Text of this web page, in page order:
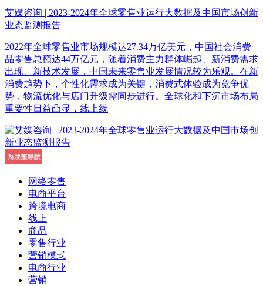
艾媒咨询 | 2023-2024年全球零售业运行大数据及中国市场创新
业态监测报告
2022年全球零售业市场规模达27.34万亿美元，中国社会消费
品零售总额达44万亿元，随着消费主力群体崛起、新消费需求
出现、新技术发展，中国未来零售业发展情况较为乐观。在新
消费趋势下，个性化需求成为关键，消费式体验成为竞争优
势，物流优化与店门升级需同步进行。全球化和下沉市场布局
重要性日益凸显，线上线
网络零售
电商平台
跨境电商
线上
商品
零售行业
营销模式
电商行业
营销